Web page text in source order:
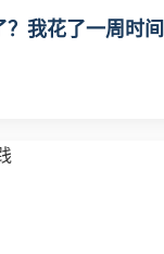
我花了一周时